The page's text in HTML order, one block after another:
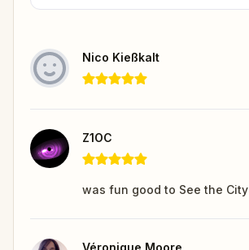
Nico Kießkalt
Z1OC
was fun good to See the City
Véronique Moore